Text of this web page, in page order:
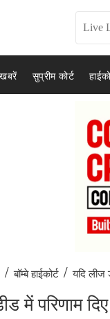
खबरें सुप्रीम कोर्ट
/ बॉम्बे हाईकोर्ट / यदि लीज
में परिणाम